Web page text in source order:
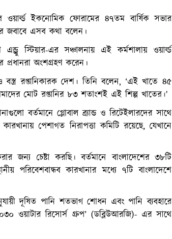
ওয়ার্ল্ড ইকনোমিক ফোরামের ৪৭তম বার্ষিক সভার
জবাবে এসব কথা বলেন।
এন্ড্রু স্টিয়ার-এর সঞ্চালনায় এই কর্মশালায় ওয়ার্ল্ড
প্রধানরা অংশগ্রহণ করেন।
রপ্তানিকারক দেশ। তিনি বলেন, ‘এই খাতে ৪৫
মোট রপ্তানির ৮৩ শতাংশই এই শিল্প খাতের।’
বর্তমানে গ্লোবাল ব্র্যান্ড ও রিটেইলারদের সাথে
পেশাগত নিরাপত্তা কমিটি রয়েছে, যেখানে
জন্য চেষ্টা করছি। বর্তমানে বাংলাদেশের ৩৮টি
পরিবেশবান্ধব কারখানার মধ্যে ৭টি বাংলাদেশে
দূষিত পানি শতভাগ শোধন এবং পানি ব্যবহারে
ওয়াটার রিসোর্স গ্রুপ’ (ডব্লিউআরজি)- এর সাথে